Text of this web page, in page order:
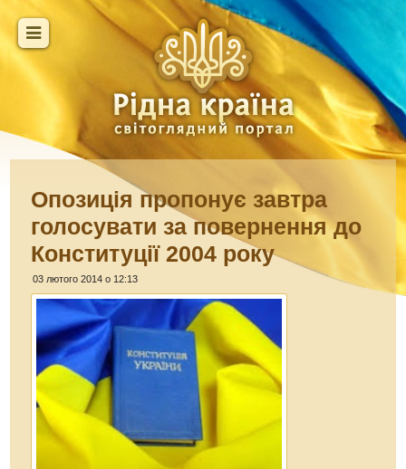
Опозиція пропонує завтра
голосувати за повернення до
Конституції 2004 року
03 лютого 2014 о 12:13